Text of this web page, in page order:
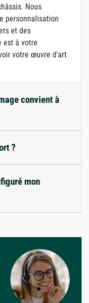
Nous
personnalisation
et des
est à votre
votre œuvre d'art
convient à
?
mon